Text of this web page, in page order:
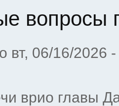
вопросы
вт, 06/16/2026
врио главы